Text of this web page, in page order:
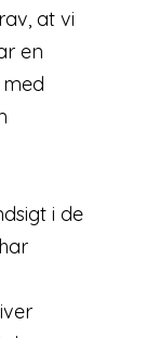
at vi
en
i de